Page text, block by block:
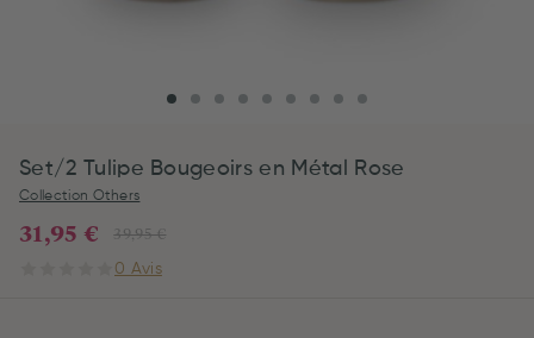
Set/2 Tulipe Bougeoirs en Métal Rose
Collection Others
39,95 €
31,95 €
0 Avis